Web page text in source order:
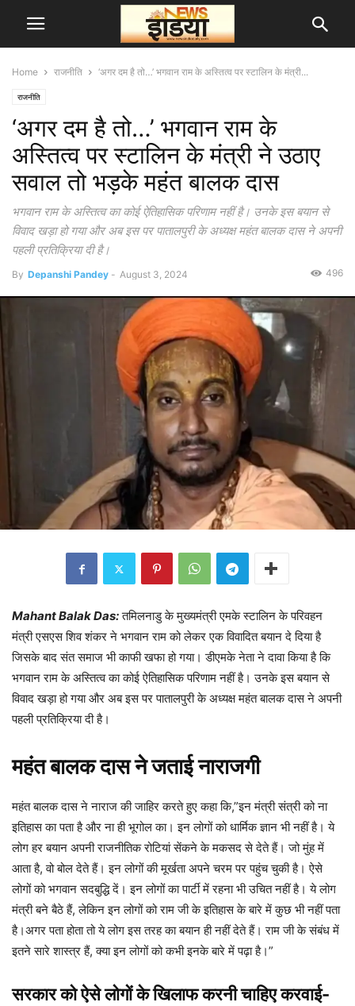
Home राजनीति ‘अगर दम है तो…’ भगवान राम के अस्तित्व पर स्टालिन के मंत्री...
राजनीति
‘अगर दम है तो…’ भगवान राम के
अस्तित्व पर स्टालिन के मंत्री ने उठाए
सवाल तो भड़के महंत बालक दास
भगवान राम के अस्तित्व का कोई ऐतिहासिक परिणाम नहीं है। उनके इस बयान से
विवाद खड़ा हो गया और अब इस पर पातालपुरी के अध्यक्ष महंत बालक दास ने अपनी
पहली प्रतिक्रिया दी है।
By Depanshi Pandey - August 3, 2024 496
Mahant Balak Das: तमिलनाडु के मुख्यमंत्री एमके स्टालिन के परिवहन
मंत्री एसएस शिव शंकर ने भगवान राम को लेकर एक विवादित बयान दे दिया है
जिसके बाद संत समाज भी काफी खफा हो गया। डीएमके नेता ने दावा किया है कि
भगवान राम के अस्तित्व का कोई ऐतिहासिक परिणाम नहीं है। उनके इस बयान से
विवाद खड़ा हो गया और अब इस पर पातालपुरी के अध्यक्ष महंत बालक दास ने अपनी
पहली प्रतिक्रिया दी है।
महंत बालक दास ने जताई नाराजगी
महंत बालक दास ने नाराज की जाहिर करते हुए कहा कि,”इन मंत्री संत्री को ना
इतिहास का पता है और ना ही भूगोल का। इन लोगों को धार्मिक ज्ञान भी नहीं है। ये
लोग हर बयान अपनी राजनीतिक रोटियां सेंकने के मकसद से देते हैं। जो मुंह में
आता है, वो बोल देते हैं। इन लोगों की मूर्खता अपने चरम पर पहुंच चुकी है। ऐसे
लोगों को भगवान सदबुद्धि दें। इन लोगों का पार्टी में रहना भी उचित नहीं है। ये लोग
मंत्री बने बैठे हैं, लेकिन इन लोगों को राम जी के इतिहास के बारे में कुछ भी नहीं पता
है।अगर पता होता तो ये लोग इस तरह का बयान ही नहीं देते हैं। राम जी के संबंध में
इतने सारे शास्त्र हैं, क्या इन लोगों को कभी इनके बारे में पढ़ा है।”
सरकार को ऐसे लोगों के खिलाफ करनी चाहिए करवाई-